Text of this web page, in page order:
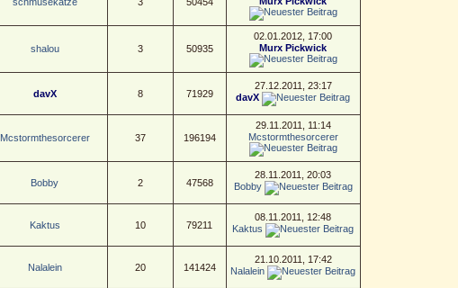
shalou 3 50935
02.01.2012, 17:00
Murx Pickwick
davX 8 71929
27.12.2011, 23:17
davX
Mcstormthesorcerer 37 196194
29.11.2011, 11:14
Mcstormthesorcerer
Bobby 2 47568
28.11.2011, 20:03
Bobby
Kaktus 10 79211
08.11.2011, 12:48
Kaktus
Nalalein 20 141424
21.10.2011, 17:42
Nalalein